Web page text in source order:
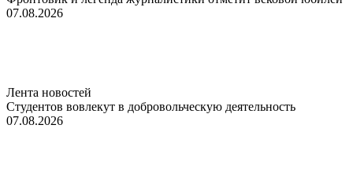
07.08.2026
Лента новостей
Студентов вовлекут в добровольческую деятельность
07.08.2026